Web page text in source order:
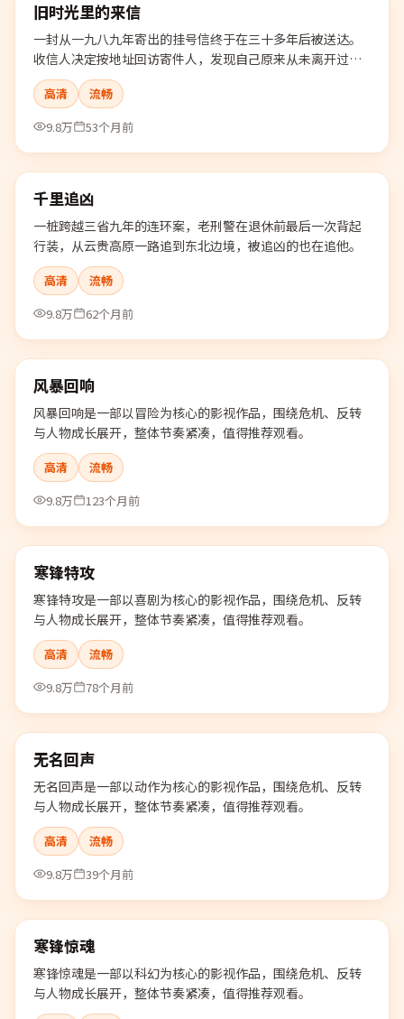
热门
旧时光里的来信
一封从一九八九年寄出的挂号信终于在三十多年后被送达。
收信人决定按地址回访寄件人，发现自己原来从未离开过那
段旧时光。
高清
流畅
9.8万
53个月前
热门
99:34
千里追凶
一桩跨越三省九年的连环案，老刑警在退休前最后一次背起
行装，从云贵高原一路追到东北边境，被追凶的也在追他。
高清
流畅
9.8万
62个月前
热门
99:39
风暴回响
风暴回响是一部以冒险为核心的影视作品，围绕危机、反转
与人物成长展开，整体节奏紧凑，值得推荐观看。
高清
流畅
9.8万
123个月前
热门
92:08
寒锋特攻
寒锋特攻是一部以喜剧为核心的影视作品，围绕危机、反转
与人物成长展开，整体节奏紧凑，值得推荐观看。
高清
流畅
9.8万
78个月前
热门
99:59
无名回声
无名回声是一部以动作为核心的影视作品，围绕危机、反转
与人物成长展开，整体节奏紧凑，值得推荐观看。
高清
流畅
9.8万
39个月前
热门
99:35
寒锋惊魂
寒锋惊魂是一部以科幻为核心的影视作品，围绕危机、反转
与人物成长展开，整体节奏紧凑，值得推荐观看。